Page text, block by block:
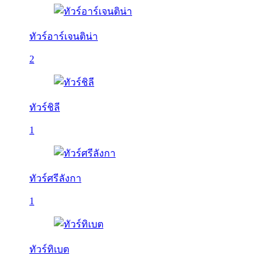
ทัวร์อาร์เจนติน่า
2
ทัวร์ชิลี
1
ทัวร์ศรีลังกา
1
ทัวร์ทิเบต